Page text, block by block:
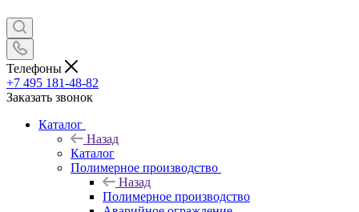
Телефоны
+7 495 181-48-82
Заказать звонок
Каталог
Назад
Каталог
Полимерное производство
Назад
Полимерное производство